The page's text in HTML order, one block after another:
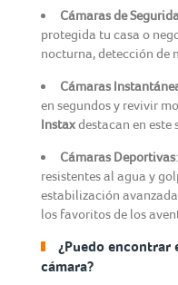
Cámaras de
protegida tu casa o
nocturna, detección de
Cámaras
en segundos y revivir
Instaxdestacan en este
Cámaras Deportivas
resistentes al agua y
estabilización
los favoritos de los
¿Puedo encontrar
cámara?